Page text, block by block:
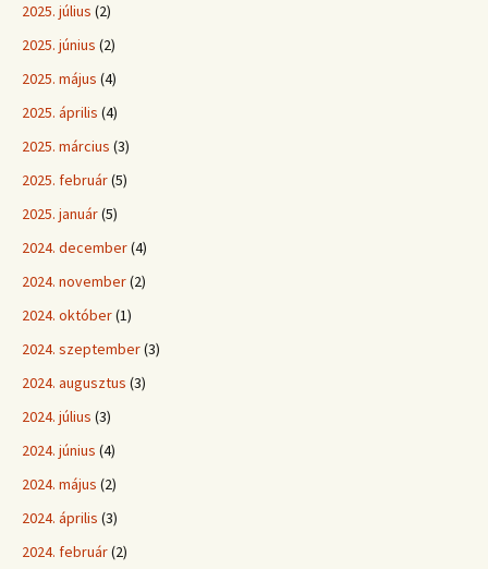
2025. július (2)
2025. június (2)
2025. május (4)
2025. április (4)
2025. március (3)
2025. február(5)
2025. január(5)
2024. december(4)
2024. november(2)
2024. október(1)
2024. szeptember(3)
2024. augusztus (3)
2024. július (3)
2024. június (4)
2024. május (2)
2024. április (3)
2024. február(2)